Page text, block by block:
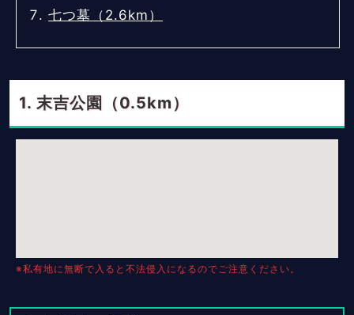
七つ墓（2.6km）
末吉公園（0.5km）
※私有地に無断で入ると不法侵入になるのでご注意ください。